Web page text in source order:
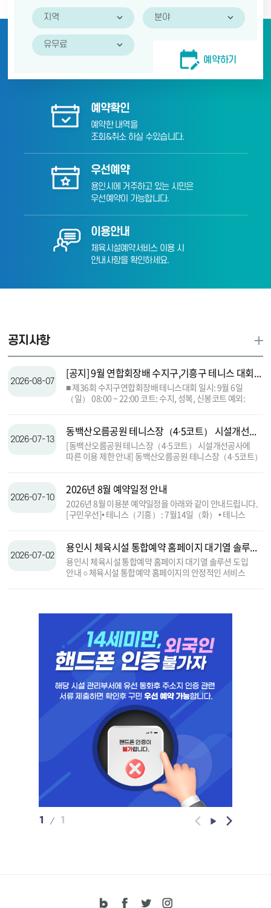
지역 분야
유무료
예약확인
예약한 내역을
조회&취소 하실 수있습니다.
우선예약
용인시에 거주하고 있는 시민은
우선예약이 가능합니다.
이용안내
체육시설예약서비스 이용 시
안내사항을 확인하세요.
공지사항
2026-08-07
[공지] 9월 연합회장배 수지구,기흥구 테니스 대회 안내
■ 제36회 수지구연합회장배 테니스대회 일시: 9월 6일
（일） 08:00 ~ 22:00 코트: 수지, 성복, 신봉코트 예외:
예외: 6코트는 현장 발권
2026-07-13
동백산오름공원 테니스장（4·5코트） 시설개선공사에 따른 이용 제한 안내
[동백산오름공원 테니스장（4·5코트） 시설개선공사에
따른 이용 제한 안내] 동백산오름공원 테니스장（4·5코트）
예약 및 이용에 참고하시기 바랍니다. ○ 공사대상:
동백산오름공원 테니스장 4·5코트 ○ 공사기간: 2026. 8. 1.
（토） ~ 11월 중순 준공 예정 ○ 이용안내: 공사기간 중
4·5코트 예약 및 이용이 제한됩니다. ※ 공사일정은 현장
여러분의 안전과 더욱 쾌적한 시설 제공을 위한 공사이오니
많은 양해 부탁드립니다.
2026-07-10
2026년 8월 예약일정 안내
2026년 8월 이용분 예약일정을 아래와 같이 안내드립니다.
[구민우선]• 테니스（기흥） : 7월14일（화） • 테니스
전종목 : 7월21일（화） ~ 8월31일（월）
2026-07-02
용인시 체육시설 통합예약 홈페이지 대기열 솔루션 도입 안내
용인시 체육시설 통합예약 홈페이지 대기열 솔루션 도입
안내 ○ 체육시설 통합예약 홈페이지의 안정적인 서비스
화면이 표시될 수 있으며, 순차적으로 홈페이지 이용이
가능합니다. ○ 이용자 여러분께 보다 공정하고 쾌적한 예약
환경을 제공하기 위한 조치이오니, 많은 이해와 협조를
부탁드립니다. 감사합니다.
팝업존
1 1